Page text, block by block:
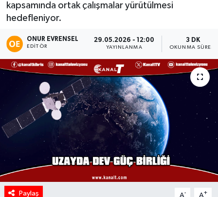
kapsamında ortak çalışmalar yürütülmesi
hedefleniyor.
ONUR EVRENSEL
EDITÖR
29.05.2026 - 12:00
YAYINLANMA
3 DK
OKUNMA SÜRESI
Paylaş A- A+